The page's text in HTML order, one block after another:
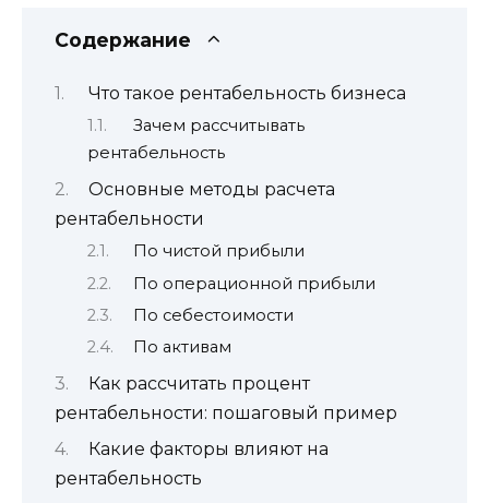
Содержание
Что такое рентабельность бизнеса
Зачем рассчитывать
рентабельность
Основные методы расчета
рентабельности
По чистой прибыли
По операционной прибыли
По себестоимости
По активам
Как рассчитать процент
рентабельности: пошаговый пример
Какие факторы влияют на
рентабельность